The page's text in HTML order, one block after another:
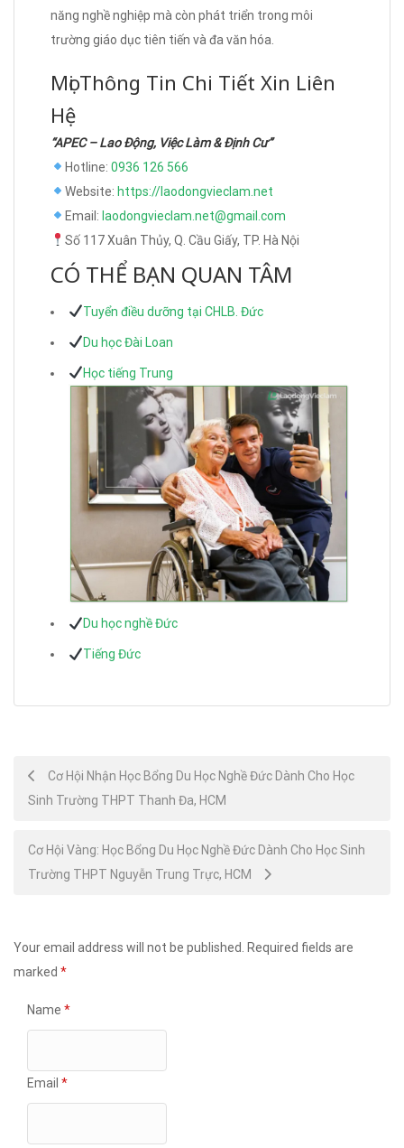
năng nghề nghiệp mà còn phát triển trong môi
trường giáo dục tiên tiến và đa văn hóa.
Mọi Thông Tin Chi Tiết Xin Liên
Hệ
“APEC – Lao Động, Việc Làm & Định Cư”
Hotline: 0936 126 566
Website: https://laodongvieclam.net
Email: laodongvieclam.net@gmail.com
Số 117 Xuân Thủy, Q. Cầu Giấy, TP. Hà Nội
CÓ THỂ BẠN QUAN TÂM
Tuyển điều dưỡng tại CHLB. Đức
Du học Đài Loan
Học tiếng Trung
Du học nghề Đức
Tiếng Đức
Post
navigation
Cơ Hội Nhận Học Bổng Du Học Nghề Đức Dành Cho Học
Sinh Trường THPT Thanh Đa, HCM
Cơ Hội Vàng: Học Bổng Du Học Nghề Đức Dành Cho Học Sinh
Trường THPT Nguyễn Trung Trực, HCM
Your email address will not be published. Required fields are
marked *
Name *
Email *